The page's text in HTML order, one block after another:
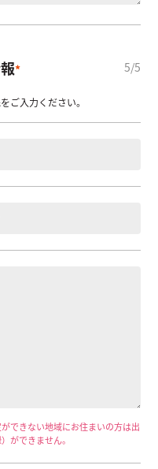
*
ご入力ください。
できない地域にお住まいの方は出
ができません。